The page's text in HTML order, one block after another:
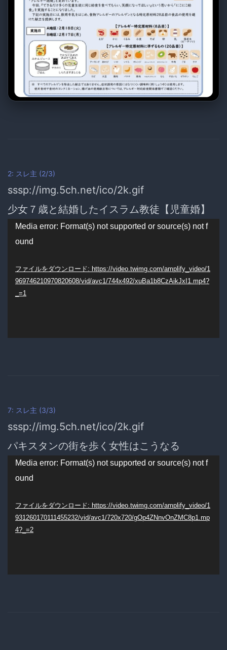
2: スレ主 (2/3)
sssp://img.5ch.net/ico/2k.gif
少女７歳と結婚したイスラム教徒【児童婚】
動
画
プ
レ
Media error: Format(s) not supported or source(s) not f
ound
ファイルをダウンロード: https://video.twimg.com/amplify_video/1
969746210970820608/vid/avc1/744x492/xuBa1b8CzAikJxI1.mp4?
_=1
7: スレ主 (3/3)
sssp://img.5ch.net/ico/2k.gif
パキスタンの街を歩く女性はこうなる
動
画
プ
レ
Media error: Format(s) not supported or source(s) not f
ound
ファイルをダウンロード: https://video.twimg.com/amplify_video/1
931260170111455232/vid/avc1/720x720/gOp4ZNnvOnZMC8p1.mp
4?_=2